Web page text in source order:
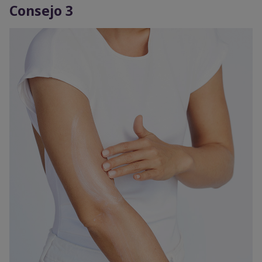
Consejo 3